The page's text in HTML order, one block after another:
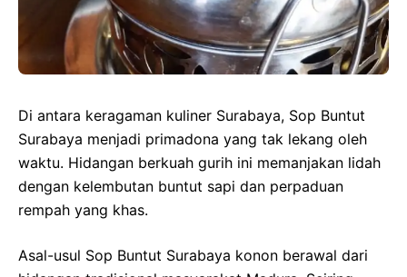
Di antara keragaman kuliner Surabaya, Sop Buntut
Surabaya menjadi primadona yang tak lekang oleh
waktu. Hidangan berkuah gurih ini memanjakan lidah
dengan kelembutan buntut sapi dan perpaduan
rempah yang khas.
Asal-usul Sop Buntut Surabaya konon berawal dari